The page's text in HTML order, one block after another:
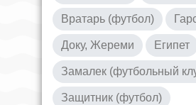
Вратарь (футбол)
Доку, Жереми Египет
Замалек (футбольный
Защитник (футбол)